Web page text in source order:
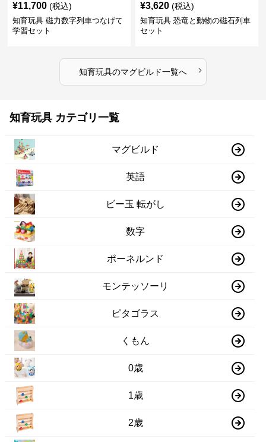
¥11,700 (税込)
知育玩具 磁力数字列車つなげて
学習セット
¥3,620 (税込)
知育玩具 恐竜と動物の磁石列車
セット
知育玩具のマグビルド一覧へ ›
知育玩具 カテゴリ一覧
マグビルド
英語
ビー玉 転がし
数字
ポーネルンド
モンテッソーリ
ピタゴラス
くもん
0歳
1歳
2歳